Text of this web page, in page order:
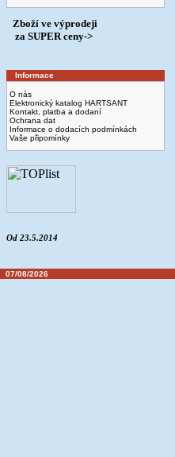
Zboží ve výprodeji
­ za SUPER ceny->
Informace
O nás
Elektronický katalog HARTSANT
Kontakt, platba a dodaní
Ochrana dat
Informace o dodacích podmínkách
Vaše připomínky
Od 23.5.2014
07/08/2026